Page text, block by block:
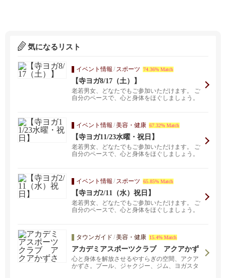
気になるリスト
イベント情報 / スポーツ 74.36% Match
【寺ヨガ8/17（土）】
老若男女、どなたでもご参加いただけます。 ご
自分のペースで、心と身体をほぐしましょう。
イベント情報 /美容・健康 67.32% Match
【寺ヨガ11/23水曜・祝日】
老若男女、どなたでもご参加いただけます。 ご
自分のペースで、心と身体をほぐしましょう。
イベント情報 / スポーツ 65.85% Match
【寺ヨガ2/11（水）祝日】
老若男女、どなたでもご参加いただけます。 ご
自分のペースで、心と身体をほぐしましょう。
タウンガイド /美容・健康 15.4% Match
アカデミアスポーツクラブ アクアかず
さ
心と身体を解放させるやすらぎの空間、アクア
かずさ。プール、ジャクジー、ジム、ヨガスタ